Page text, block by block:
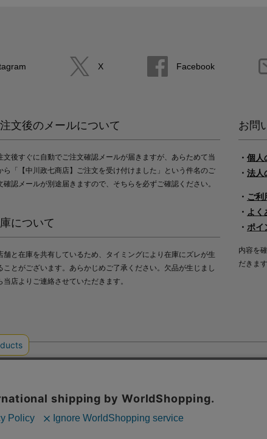
X Facebook
文後のメールについて
文後すぐに自動でご注文確認メールが届きますが、あらためて当
ら「【中川政七商店】ご注文を受け付けました」という件名のご
確認メールが別途届きますので、そちらを必ずご確認ください。
について
舗と在庫を共有しているため、タイミングにより在庫にズレが生
ことがございます。あらかじめご了承ください。欠品が生じまし
当店よりご連絡させていただきます。
お問
・ 個人
・ 法人
・ ご利
・ よく
・ ポイ
内容を
だきます